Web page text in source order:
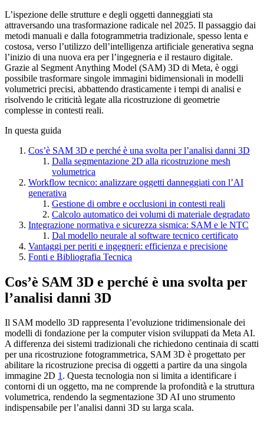
L’ispezione delle strutture e degli oggetti danneggiati sta
attraversando una trasformazione radicale nel 2025. Il passaggio dai
metodi manuali e dalla fotogrammetria tradizionale, spesso lenta e
costosa, verso l’utilizzo dell’intelligenza artificiale generativa segna
l’inizio di una nuova era per l’ingegneria e il restauro digitale.
Grazie al Segment Anything Model (SAM) 3D di Meta, è oggi
possibile trasformare singole immagini bidimensionali in modelli
volumetrici precisi, abbattendo drasticamente i tempi di analisi e
risolvendo le criticità legate alla ricostruzione di geometrie
complesse in contesti reali.
In questa guida
Cos’è SAM 3D e perché è una svolta per l’analisi danni 3D
Dalla segmentazione 2D alla ricostruzione mesh
volumetrica
Workflow tecnico: analizzare oggetti danneggiati con l’AI
generativa
Gestione di ombre e occlusioni in contesti reali
Calcolo automatico dei volumi di materiale degradato
Integrazione normativa e sicurezza sismica: SAM e le NTC
Dal modello neurale al software tecnico certificato
Vantaggi per periti e ingegneri: efficienza e precisione
Fonti e Bibliografia Tecnica
Cos’è SAM 3D e perché è una svolta per
l’analisi danni 3D
Il SAM modello 3D rappresenta l’evoluzione tridimensionale dei
modelli di fondazione per la computer vision sviluppati da Meta AI.
A differenza dei sistemi tradizionali che richiedono centinaia di scatti
per una ricostruzione fotogrammetrica, SAM 3D è progettato per
abilitare la ricostruzione precisa di oggetti a partire da una singola
immagine 2D 1. Questa tecnologia non si limita a identificare i
contorni di un oggetto, ma ne comprende la profondità e la struttura
volumetrica, rendendo la segmentazione 3D AI uno strumento
indispensabile per l’analisi danni 3D su larga scala.